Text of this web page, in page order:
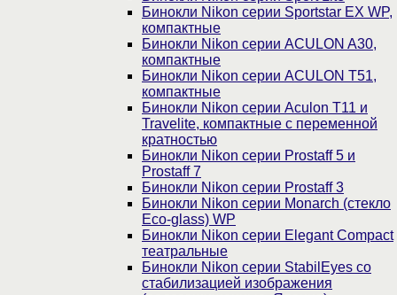
Бинокли Nikon серии Sportstar EX WP,
компактные
Бинокли Nikon серии ACULON A30,
компактные
Бинокли Nikon серии ACULON Т51,
компактные
Бинокли Nikon серии Aculon T11 и
Travelite, компактные с переменной
кратностью
Бинокли Nikon серии Prostaff 5 и
Prostaff 7
Бинокли Nikon серии Prostaff 3
Бинокли Nikon серии Monarch (стекло
Eco-glass) WP
Бинокли Nikon серии Elegant Compact
театральные
Бинокли Nikon серии StabilEyes со
стабилизацией изображения